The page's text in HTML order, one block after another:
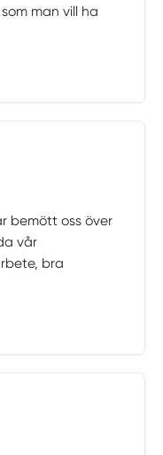
man vill ha
bemött oss över
vår
bra